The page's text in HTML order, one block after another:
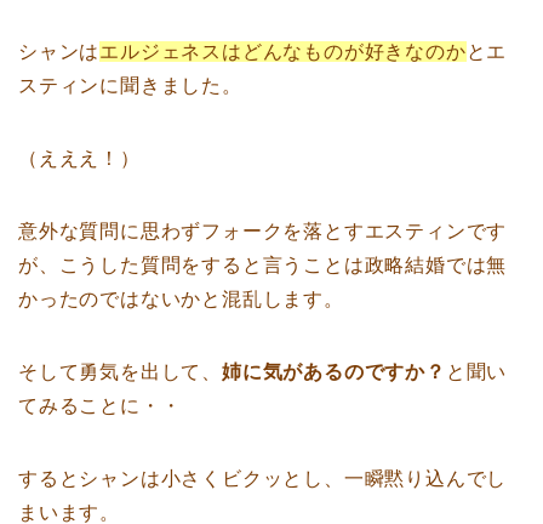
シャンはエルジェネスはどんなものが好きなのかとエ
スティンに聞きました。
（えええ！）
意外な質問に思わずフォークを落とすエスティンです
が、こうした質問をすると言うことは政略結婚では無
かったのではないかと混乱します。
そして勇気を出して、 姉に気があるのですか？ と聞い
てみることに・・
するとシャンは小さくビクッとし、一瞬黙り込んでし
まいます。